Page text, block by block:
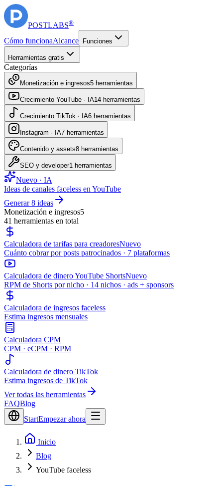
POSTLABS®
Cómo funcionaAlcance Funciones
Herramientas gratis
Categorías
Monetización e ingresos5 herramientas
Crecimiento YouTube · IA14 herramientas
Crecimiento TikTok · IA6 herramientas
Instagram · IA7 herramientas
Contenido y assets8 herramientas
SEO y developer1 herramientas
Nuevo · IA
Ideas de canales faceless en YouTube
Generar 8 ideas
Monetización e ingresos5
41 herramientas en total
Calculadora de tarifas para creadoresNuevo
Cuánto cobrar por posts patrocinados · 7 plataformas
Calculadora de dinero YouTube ShortsNuevo
RPM de Shorts por nicho · 14 nichos · ads + sponsors
Calculadora de ingresos faceless
Estima ingresos mensuales
Calculadora CPM
CPM · eCPM · RPM
Calculadora de dinero TikTok
Estima ingresos de TikTok
Ver todas las herramientas
FAQBlog
StartEmpezar ahora
Inicio
Blog
YouTube faceless